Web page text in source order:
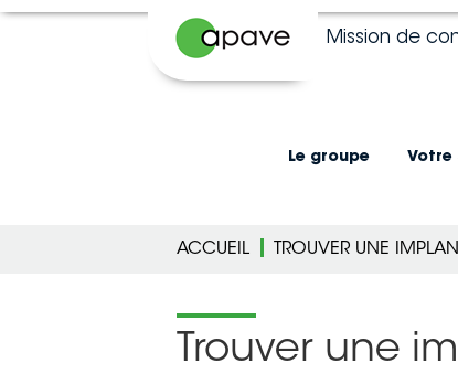
Mission de
Le groupe
ACCUEIL TROUVER UNE
Trouver une